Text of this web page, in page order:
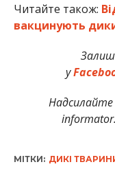
Читайте також:
вакцинують
у
МІТКИ: ДИКІ